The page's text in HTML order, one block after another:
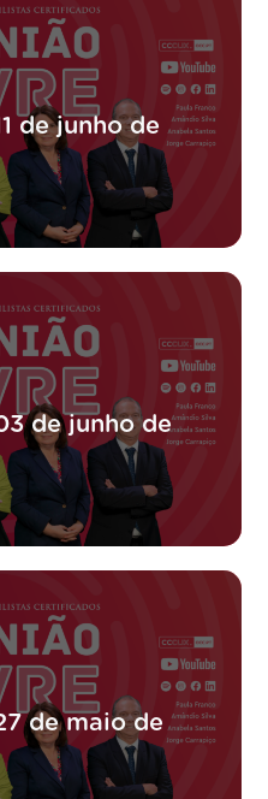
de junho de
de junho de
de maio de